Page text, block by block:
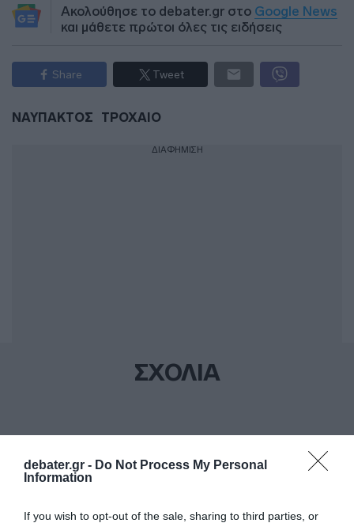
debater.gr - Do Not Process My Personal
Information
If you wish to opt-out of the sale, sharing to third parties, or
Ακολούθησε το debater.gr στο Google News
και μάθετε πρώτοι όλες τις ειδήσεις
Share Tweet
ΝΑΥΠΑΚΤΟΣ ΤΡΟΧΑΙΟ
ΔΙΑΦΗΜΙΣΗ
ΣΧΟΛΙΑ